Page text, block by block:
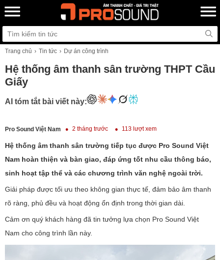
Trang chủ Tin tức Dự án công trình
Hệ thống âm thanh sân trường THPT Cầu
Giấy
AI tóm tắt bài viết này:
Pro Sound Việt Nam 2 tháng trước 113 lượt xem
Hệ thống âm thanh sân trường tiếp tục được Pro Sound Việt
Nam hoàn thiện và bàn giao, đáp ứng tốt nhu cầu thông báo,
sinh hoạt tập thể và các chương trình văn nghệ ngoài trời.
Giải pháp được tối ưu theo không gian thực tế, đảm bảo âm thanh
rõ ràng, phủ đều và hoạt động ổn định trong thời gian dài.
Cảm ơn quý khách hàng đã tin tưởng lựa chọn Pro Sound Việt
Nam cho công trình lần này.